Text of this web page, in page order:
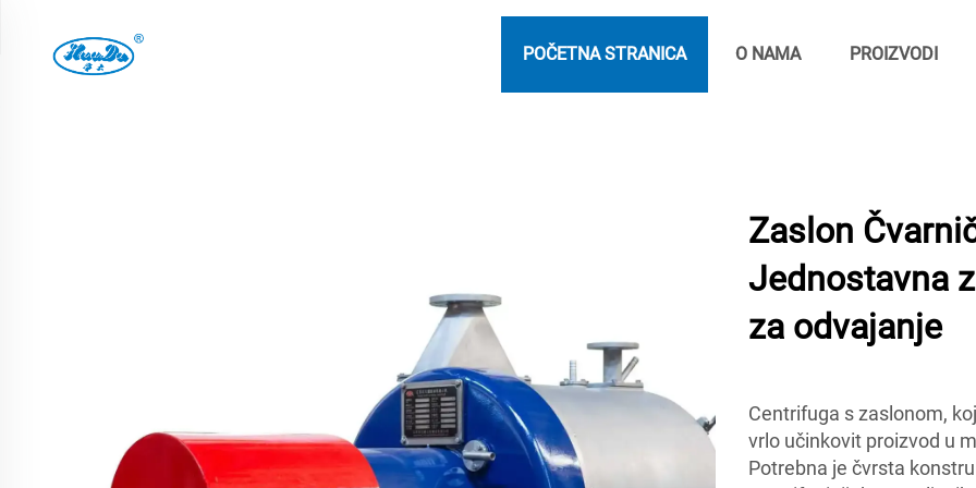
POČETNA STRANICA O NAMA PROIZVODI
Zaslon
Jednostavna
za odvajanje
Centrifuga s zaslonom,
vrlo učinkovit proizvod u
Potrebna je čvrsta